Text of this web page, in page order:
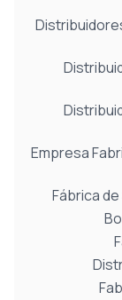
Empresa
Fábrica